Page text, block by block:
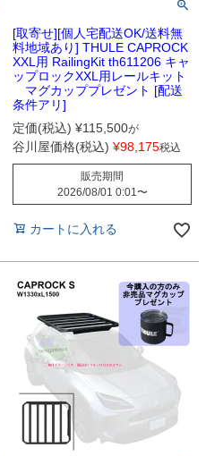
[取寄せ][個人宅配送OK/送料無
料地域あり] THULE CAPROCK
XXL用 RailingKit th611206 キャ
ップロックXXL用レールキット
マグカッププレゼント [配送
条件アリ]
定価(税込) ¥115,500が
谷川屋価格(税込) ¥98,175税込
販売期間
2026/08/01 0:01〜
カートに入れる